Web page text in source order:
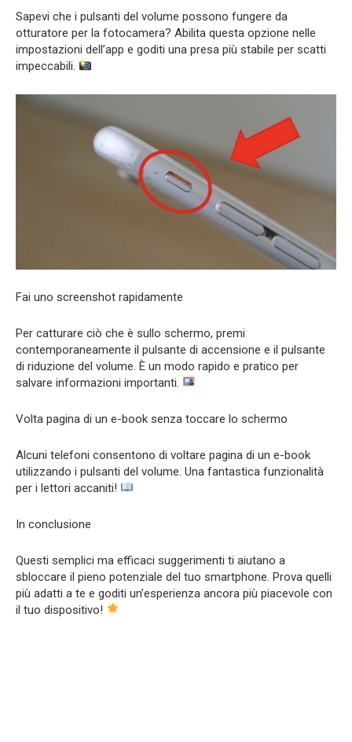
Sapevi che i pulsanti del volume possono fungere da
otturatore per la fotocamera? Abilita questa opzione nelle
impostazioni dell’app e goditi una presa più stabile per scatti
impeccabili.
Fai uno screenshot rapidamente
Per catturare ciò che è sullo schermo, premi
contemporaneamente il pulsante di accensione e il pulsante
di riduzione del volume. È un modo rapido e pratico per
salvare informazioni importanti.
Volta pagina di un e-book senza toccare lo schermo
Alcuni telefoni consentono di voltare pagina di un e-book
utilizzando i pulsanti del volume. Una fantastica funzionalità
per i lettori accaniti!
In conclusione
Questi semplici ma efficaci suggerimenti ti aiutano a
sbloccare il pieno potenziale del tuo smartphone. Prova quelli
più adatti a te e goditi un’esperienza ancora più piacevole con
il tuo dispositivo!